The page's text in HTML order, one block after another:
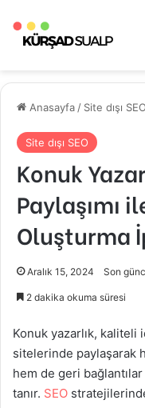
Anasayfa / Site dışı SEO
Site dışı SEO
Konuk
Paylaşımı
Oluşturma
Aralık 15, 2024 Son
2 dakika okuma süresi
Konuk yazarlık,
sitelerinde paylaşarak
hem de geri
tanır. SEO